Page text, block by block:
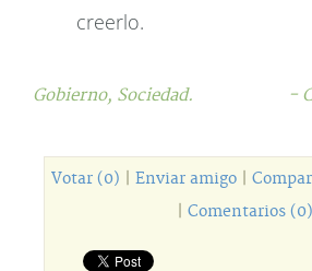
creerlo.
Gobierno, Sociedad. -
Votar (0) Enviar amigo|
Comentarios (0)